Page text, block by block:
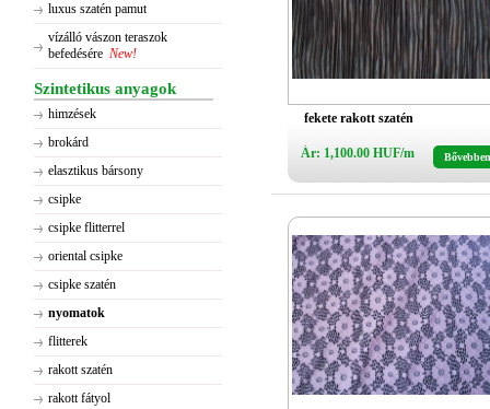
luxus szatén pamut
vízálló vászon teraszok
befedésére New!
Szintetikus anyagok
himzések
brokárd
elasztikus bársony
csipke
csipke flitterrel
oriental csipke
csipke szatén
nyomatok
flitterek
rakott szatén
rakott fátyol
fekete rakott szatén
Ár: 1,100.00 HUF/m Bővebben